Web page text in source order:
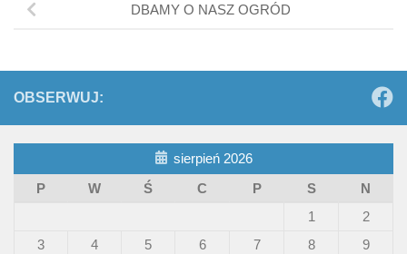
DBAMY O NASZ OGRÓD
OBSERWUJ:
sierpień 2026
P
W Ś C P S
N
1
2
3
4 5 6 7 8
9